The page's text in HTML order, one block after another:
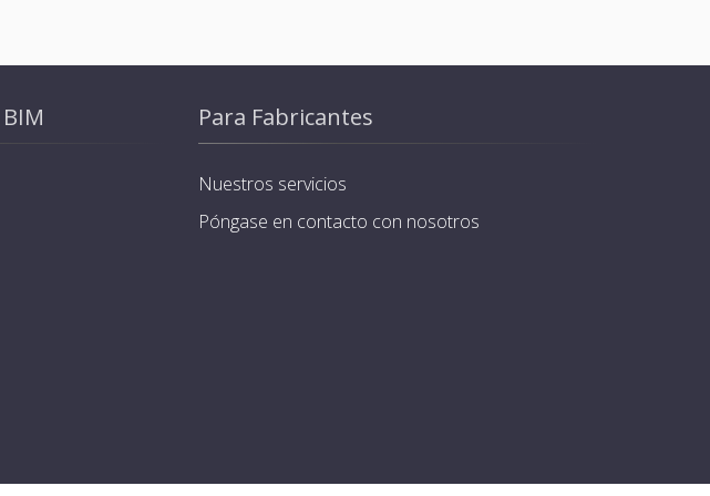
Para Fabricantes
Nuestros servicios
Póngase en contacto con nosotros